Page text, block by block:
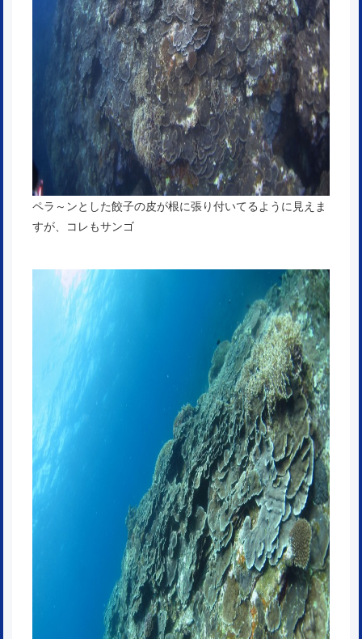
ペラ～ンとした餃子の皮が根に張り付いてるように見えま
すが、コレもサンゴ